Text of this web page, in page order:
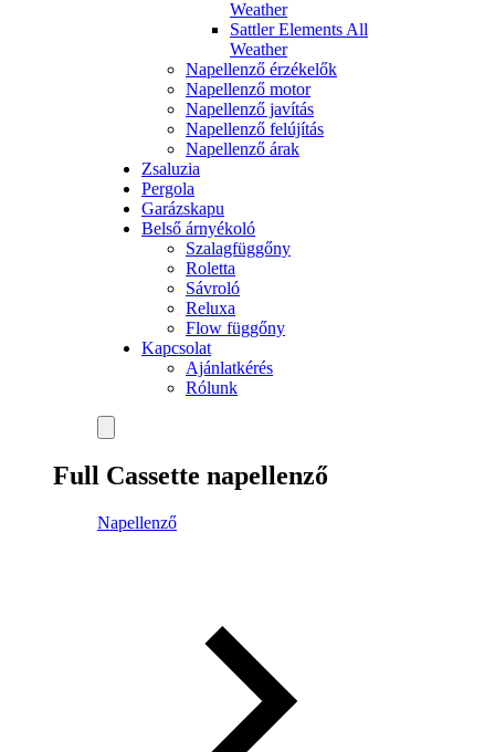
Weather
Sattler Elements All
Weather
Napellenző érzékelők
Napellenző motor
Napellenző javítás
Napellenző felújítás
Napellenző árak
Zsaluzia
Pergola
Garázskapu
Belső árnyékoló
Szalagfüggőny
Roletta
Sávroló
Reluxa
Flow függőny
Kapcsolat
Ajánlatkérés
Rólunk
Full Cassette napellenző
Napellenző